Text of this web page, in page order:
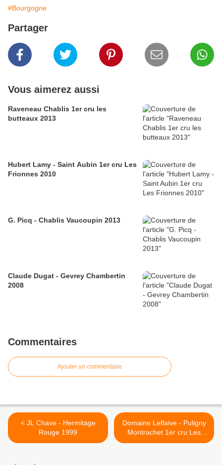
#Bourgogne
Partager
Vous aimerez aussi
Raveneau Chablis 1er cru les
butteaux 2013
Hubert Lamy - Saint Aubin 1er cru Les
Frionnes 2010
G. Picq - Chablis Vaucoupin 2013
Claude Dugat - Gevrey Chambertin
2008
Commentaires
Ajouter un commentaire
< JL Chave - Hermitage
Rouge 1999
Domaine Leflaive - Puligny
Montrachet 1er cru Les
Pucelles 2004 >